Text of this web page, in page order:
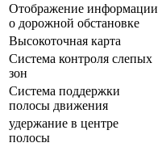
Отображение информации
о дорожной обстановке
Высокоточная карта
Система контроля слепых
зон
Система поддержки
полосы движения
удержание в центре
полосы